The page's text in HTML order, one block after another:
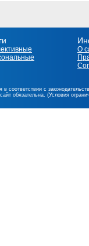
О
соответствии с
обязательна. (Условия